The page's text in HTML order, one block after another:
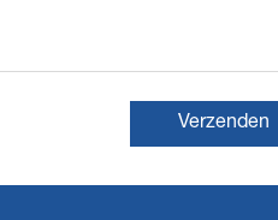
Verzenden